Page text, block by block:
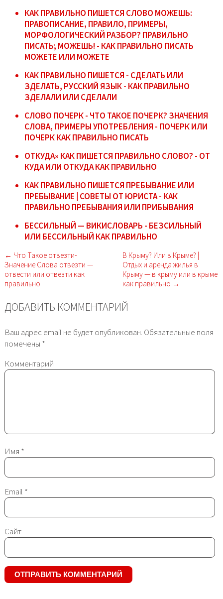
КАК ПРАВИЛЬНО ПИШЕТСЯ СЛОВО МОЖЕШЬ:
ПРАВОПИСАНИЕ, ПРАВИЛО, ПРИМЕРЫ,
МОРФОЛОГИЧЕСКИЙ РАЗБОР? ПРАВИЛЬНО
ПИСАТЬ; МОЖЕШЬ! - КАК ПРАВИЛЬНО ПИСАТЬ
МОЖЕТЕ ИЛИ МОЖЕТЕ
КАК ПРАВИЛЬНО ПИШЕТСЯ - СДЕЛАТЬ ИЛИ
ЗДЕЛАТЬ, РУССКИЙ ЯЗЫК - КАК ПРАВИЛЬНО
ЗДЕЛАЛИ ИЛИ СДЕЛАЛИ
СЛОВО ПОЧЕРК - ЧТО ТАКОЕ ПОЧЕРК? ЗНАЧЕНИЯ
СЛОВА, ПРИМЕРЫ УПОТРЕБЛЕНИЯ - ПОЧЕРК ИЛИ
ПОЧЕРК КАК ПРАВИЛЬНО ПИСАТЬ
ОТКУДА» КАК ПИШЕТСЯ ПРАВИЛЬНО СЛОВО? - ОТ
КУДА ИЛИ ОТКУДА КАК ПРАВИЛЬНО
КАК ПРАВИЛЬНО ПИШЕТСЯ ПРЕБЫВАНИЕ ИЛИ
ПРЕБЫВАНИЕ | СОВЕТЫ ОТ ЮРИСТА - КАК
ПРАВИЛЬНО ПРЕБЫВАНИЯ ИЛИ ПРИБЫВАНИЯ
БЕССИЛЬНЫЙ — ВИКИСЛОВАРЬ - БЕЗСИЛЬНЫЙ
ИЛИ БЕССИЛЬНЫЙ КАК ПРАВИЛЬНО
← Что Такое отвезти-
Значение Слова отвезти —
отвести или отвезти как
правильно
В Крыму? Или в Крыме? |
Отдых и аренда жилья в
Крыму — в крыму или в крыме
как правильно →
ДОБАВИТЬ КОММЕНТАРИЙ
Ваш адрес email не будет опубликован. Обязательные поля
помечены *
Комментарий
Имя *
Email *
Сайт